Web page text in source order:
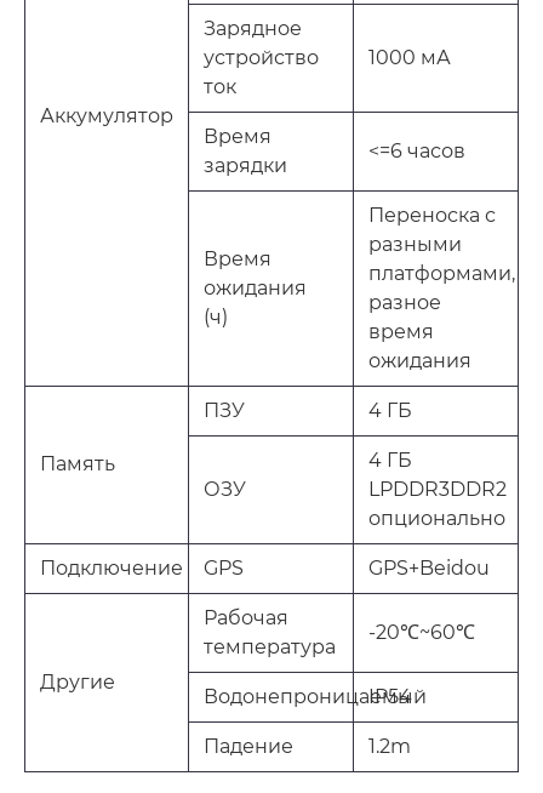
Аккумулятор
Зарядное
устройство
ток
1000 мА
Время
зарядки
<=6 часов
Время
ожидания
(ч)
Переноска с
разными
платформами,
разное
время
ожидания
Память
ПЗУ 4 ГБ
ОЗУ
4 ГБ
LPDDR3DDR2
опционально
Подключение GPS GPS+Beidou
Другие
Рабочая
температура
-20℃~60℃
Водонепроницаемый
IP54
Падение 1.2m